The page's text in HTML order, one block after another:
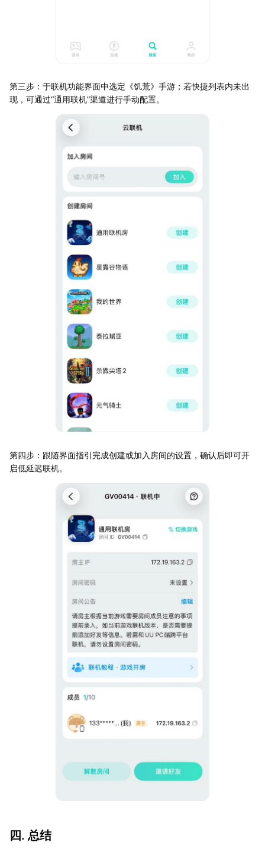
第三步：于联机功能界面中选定《饥荒》手游；若快捷列表内未出
现，可通过“通用联机”渠道进行手动配置。
第四步：跟随界面指引完成创建或加入房间的设置，确认后即可开
启低延迟联机。
四. 总结